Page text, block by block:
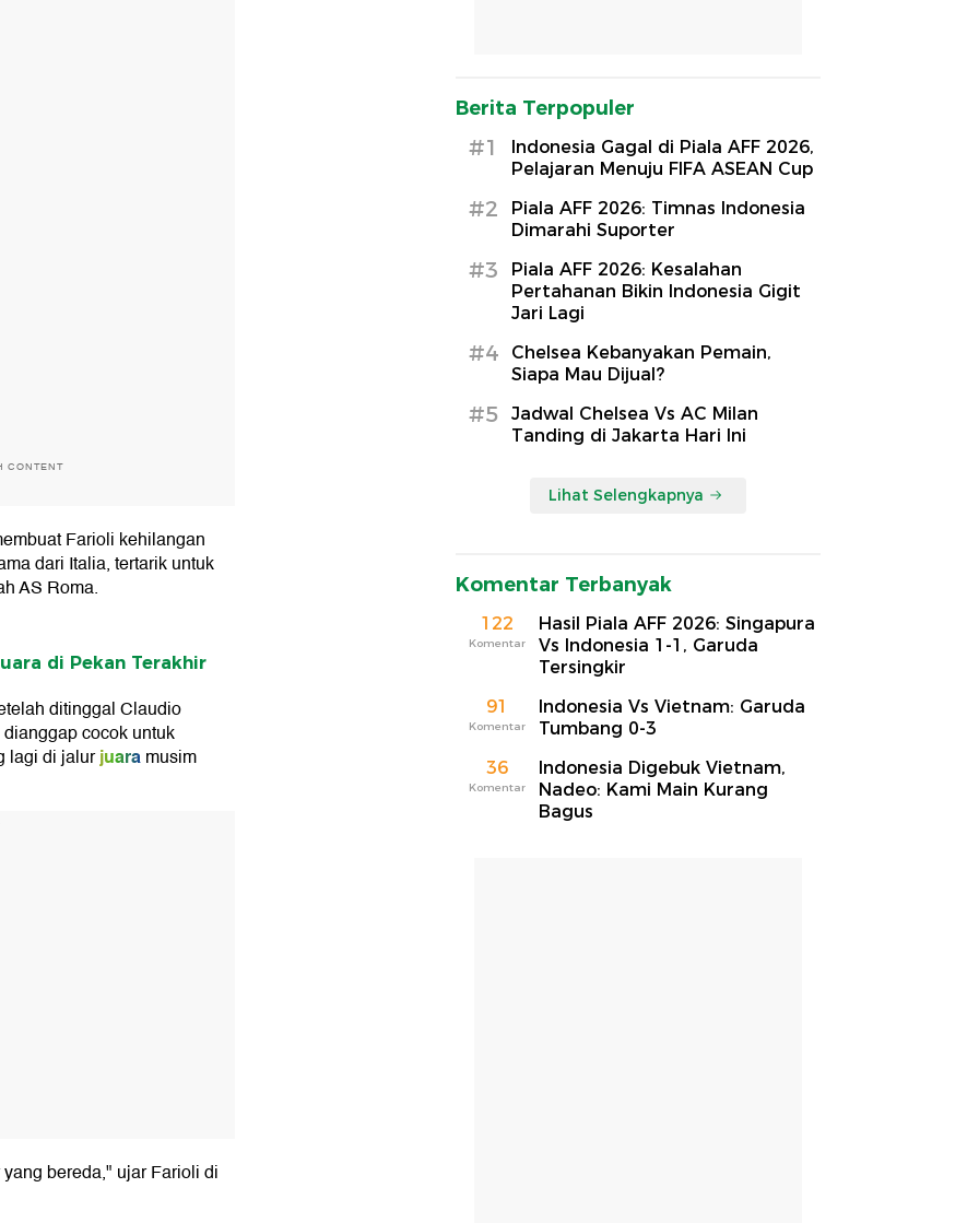
CONTENT
Farioli kehilangan
dari Italia, tertarik untuk
AS Roma.
di Pekan Terakhir
ditinggal Claudio
cocok untuk
lagi di jalurjuaramusim
bereda," ujar Farioli di
Berita Terpopuler
#1
Indonesia Gagal di Piala AFF 2026,
Pelajaran Menuju FIFA ASEAN Cup
#2
Piala AFF 2026: Timnas Indonesia
Dimarahi Suporter
#3
Piala AFF 2026: Kesalahan
Pertahanan Bikin Indonesia Gigit
Jari Lagi
#4
Chelsea Kebanyakan Pemain,
Siapa Mau Dijual?
#5
Jadwal Chelsea Vs AC Milan
Tanding di Jakarta Hari Ini
Lihat Selengkapnya
Komentar Terbanyak
122
Komentar
Hasil Piala AFF 2026: Singapura
Vs Indonesia 1-1, Garuda
Tersingkir
91
Komentar
Indonesia Vs Vietnam: Garuda
Tumbang 0-3
36
Komentar
Indonesia Digebuk Vietnam,
Nadeo: Kami Main Kurang
Bagus